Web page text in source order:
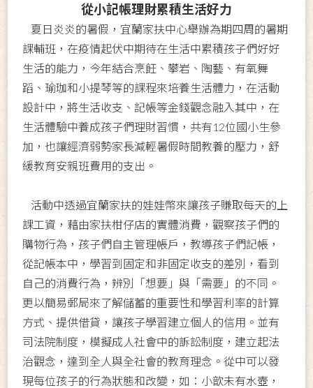
從小記帳理財累積生活好力
夏日炎炎的暑假，宜蘭家扶中心舉辦為期四周的暑期
課輔班，在疫情起伏中期待在生活中累積孩子們好好
生活的能力，今年結合烹飪、攀岩、陶藝、有氧舞
蹈、瑜珈和小提琴等的課程來培養生活體力，在活動
設計中，將生活收支、記帳等金錢觀念融入其中，在
生活體驗中養成孩子們理財習慣，共有12位國小生參
加，也讓經濟弱勢家長減輕暑假時間教養的壓力，舒
緩教育安親班費用的支出。
活動中透過宜蘭家扶的娃娃幣來讓孩子賺取每天的上
課工資，藉由家扶柑仔店的實體消費，觀察孩子們的
購物行為，孩子們自主管理帳戶，教導孩子們記帳，
從記帳本中，學習到固定和非固定收支的差別，看到
自己的消費行為，辨別「想要」與「需要」的不同。
更以簡易郵局來了解儲蓄的重要性和學習利率的計算
方式、提供借貸，讓孩子學習建立個人的信用。並有
司法院制度，模擬成人社會中的訴訟制度，建立起法
治觀念，達到全人與全社會的教育理念。從中可以發
現每位孩子的行為狀態和改變，如：小歆未有水壺，